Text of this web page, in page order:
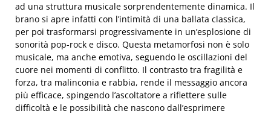
ad una struttura musicale sorprendentemente dinamica. Il
brano si apre infatti con l’intimità di una ballata classica,
per poi trasformarsi progressivamente in un’esplosione di
sonorità pop-rock e disco. Questa metamorfosi non è solo
musicale, ma anche emotiva, seguendo le oscillazioni del
cuore nei momenti di conflitto. Il contrasto tra fragilità e
forza, tra malinconia e rabbia, rende il messaggio ancora
più efficace, spingendo l’ascoltatore a riflettere sulle
difficoltà e le possibilità che nascono dall’esprimere